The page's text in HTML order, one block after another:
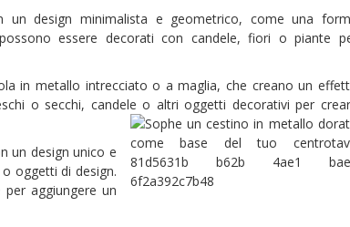
un design minimalista e geometrico, come una
essere decorati con candele, fiori o piante
in metallo intrecciato o a maglia, che creano un
o secchi, candele o altri oggetti decorativi per
un design unico e
oggetti di design.
aggiungere un